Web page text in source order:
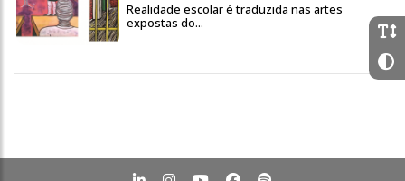
Realidade escolar é traduzida nas artes
expostas do...